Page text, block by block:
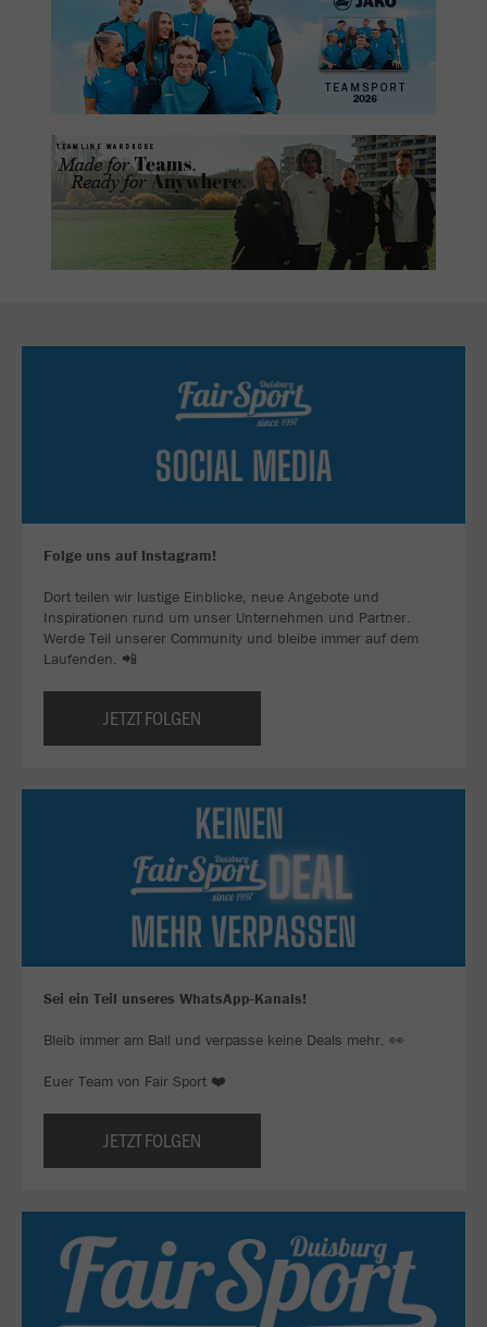
Folge uns auf Instagram!
Dort teilen wir lustige Einblicke, neue Angebote und
Inspirationen rund um unser Unternehmen und Partner.
Werde Teil unserer Community und bleibe immer auf dem
Laufenden. 📲
JETZT FOLGEN
Sei ein Teil unseres WhatsApp-Kanals!
Bleib immer am Ball und verpasse keine Deals mehr. 👀
Euer Team von Fair Sport ❤️
JETZT FOLGEN